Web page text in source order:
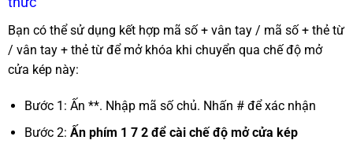
Bạn có thể sử dụng kết hợp mã số + vân tay / mã số + thẻ từ
/ vân tay + thẻ từ để mở khóa khi chuyển qua chế độ mở
cửa kép này:
Bước 1: Ấn **. Nhập mã số chủ. Nhấn # để xác nhận
Bước 2: Ấn phím 1 7 2 để cài chế độ mở cửa kép